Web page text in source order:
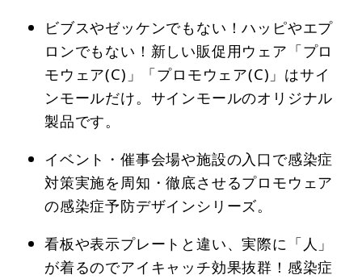
ビブスやゼッケンでもない！ハッピやエプ
ロンでもない！新しい販促用ウェア「プロ
モウェア(C)」「プロモウェア(C)」はサイ
ンモールだけ。サインモールのオリジナル
製品です。
イベント・催事会場や施設の入口で感染症
対策実施を周知・徹底させるプロモウェア
の感染症予防デザインシリーズ。
看板や表示プレートと違い、実際に「人」
が着るのでアイキャッチ効果抜群！感染症